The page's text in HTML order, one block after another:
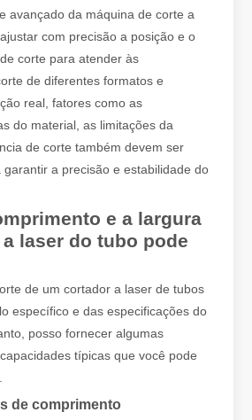
a laser são uma ferramenta crítica na
avançado da máquina de corte a
com precisão a posição e o
corte para atender às
de diferentes formatos e
real, fatores como as
do material, as limitações da
de corte também devem ser
a precisão e estabilidade do
e a largura
laser do tubo pode
de um cortador a laser de tubos
específico e das especificações do
posso fornecer algumas
típicas que você pode
de comprimento